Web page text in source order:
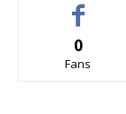
0
Fans